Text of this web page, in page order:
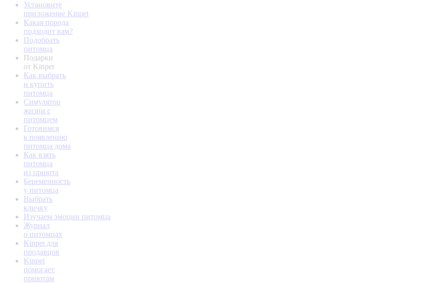
Установите
приложение Kinpet
Какая порода
подходит вам?
Подобрать
питомца
Подарки
от Kinpet
Как выбрать
и купить
питомца
Симулятор
жизни с
питомцем
Готовимся
к появлению
питомца дома
Как взять
питомца
из приюта
Беременность
у питомца
Выбрать
кличку
Изучаем эмоции питомца
Журнал
о питомцах
Kinpet для
продавцов
Kinpet
помогает
приютам